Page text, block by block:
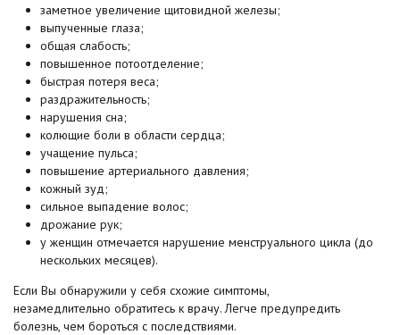
заметное увеличение щитовидной железы;
выпученные глаза;
общая слабость;
повышенное потоотделение;
быстрая потеря веса;
раздражительность;
нарушения сна;
колющие боли в области сердца;
учащение пульса;
повышение артериального давления;
кожный зуд;
сильное выпадение волос;
дрожание рук;
у женщин отмечается нарушение менструального цикла (до
нескольких месяцев).
Если Вы обнаружили у себя схожие симптомы,
незамедлительно обратитесь к врачу. Легче предупредить
болезнь, чем бороться с последствиями.